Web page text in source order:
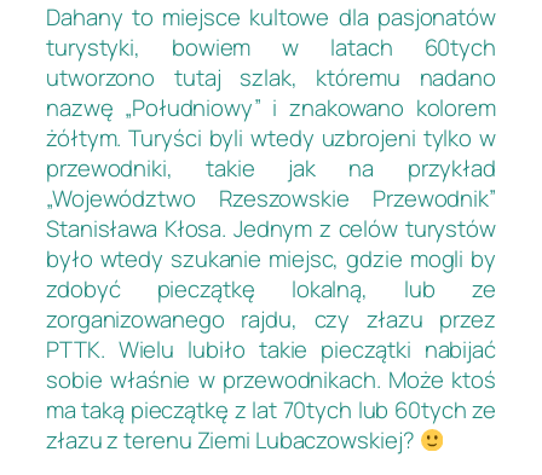
Dahany to miejsce kultowe dla pasjonatów
turystyki, bowiem w latach 60tych
utworzono tutaj szlak, któremu nadano
nazwę „Południowy” i znakowano kolorem
żółtym. Turyści byli wtedy uzbrojeni tylko w
przewodniki, takie jak na przykład
„Województwo Rzeszowskie Przewodnik”
Stanisława Kłosa. Jednym z celów turystów
było wtedy szukanie miejsc, gdzie mogli by
zdobyć pieczątkę lokalną, lub ze
zorganizowanego rajdu, czy złazu przez
PTTK. Wielu lubiło takie pieczątki nabijać
sobie właśnie w przewodnikach. Może ktoś
ma taką pieczątkę z lat 70tych lub 60tych ze
złazu z terenu Ziemi Lubaczowskiej?